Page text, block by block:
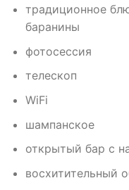
традиционное
баранины
фотосессия
телескоп
WiFi
шампанское
открытый бар с
восхитительный